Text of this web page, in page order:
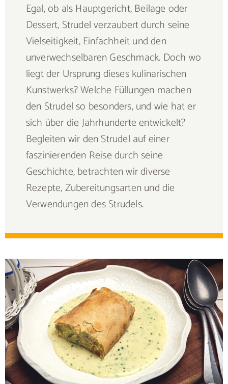
Egal, ob als Hauptgericht, Beilage oder
Dessert, Strudel verzaubert durch seine
Vielseitigkeit, Einfachheit und den
unverwechselbaren Geschmack. Doch wo
liegt der Ursprung dieses kulinarischen
Kunstwerks? Welche Füllungen machen
den Strudel so besonders, und wie hat er
sich über die Jahrhunderte entwickelt?
Begleiten wir den Strudel auf einer
faszinierenden Reise durch seine
Geschichte, betrachten wir diverse
Rezepte, Zubereitungsarten und die
Verwendungen des Strudels.